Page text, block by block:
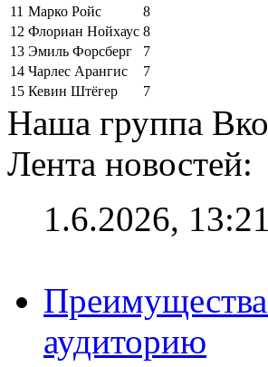
11 Марко Ройс
8
12 Флориан Нойхаус 8
13 Эмиль Форсберг
7
14 Чарлес Арангис
7
15 Кевин Штёгер 7
Наша группа
Лента новостей:
1.6.2026, 13:21
аудиторию